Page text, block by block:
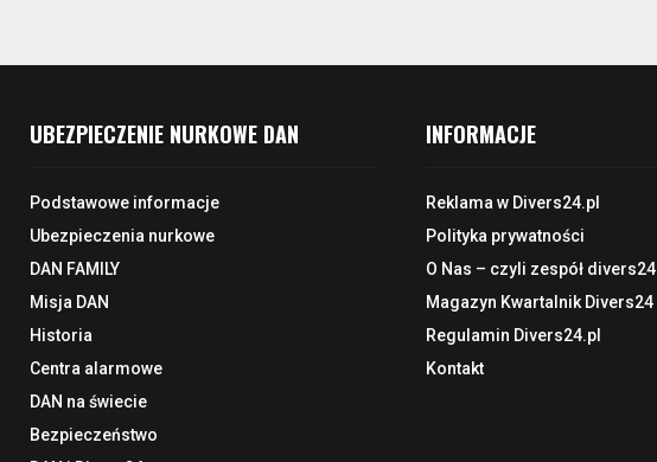
UBEZPIECZENIE NURKOWE DAN
Podstawowe informacje
Ubezpieczenia nurkowe
DAN FAMILY
Misja DAN
Historia
Centra alarmowe
DAN na świecie
Bezpieczeństwo
INFORMACJE
Reklama w Divers24.pl
Polityka prywatności
O Nas – czyli zespół divers24
Magazyn Kwartalnik Divers24
Regulamin Divers24.pl
Kontakt